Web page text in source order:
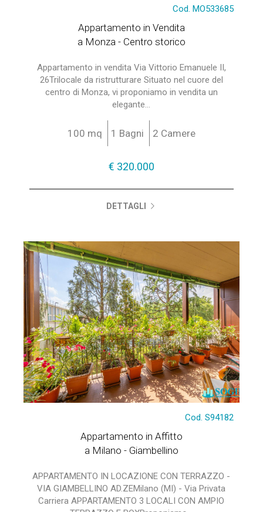
Cod. MO533685
Appartamento in Vendita
a Monza - Centro storico
Appartamento in vendita Via Vittorio Emanuele II,
26Trilocale da ristrutturare Situato nel cuore del
centro di Monza, vi proponiamo in vendita un
elegante...
100 mq 1 Bagni 2 Camere
€ 320.000
DETTAGLI
Cod. S94182
Appartamento in Affitto
a Milano - Giambellino
APPARTAMENTO IN LOCAZIONE CON TERRAZZO -
VIA GIAMBELLINO AD.ZEMilano (MI) - Via Privata
Carriera APPARTAMENTO 3 LOCALI CON AMPIO